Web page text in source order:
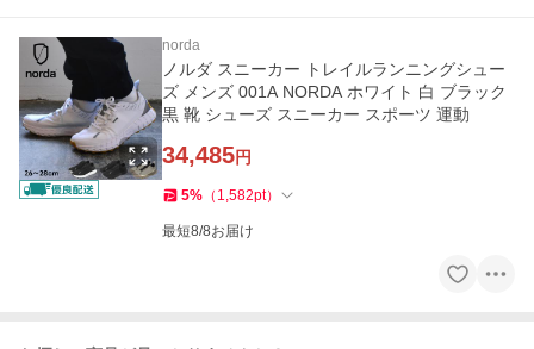
norda
ノルダ スニーカー トレイルランニングシュー
ズ メンズ 001A NORDA ホワイト 白 ブラック
黒 靴 シューズ スニーカー スポーツ 運動
34,485円
5% （ 1,582pt）
最短8/8お届け